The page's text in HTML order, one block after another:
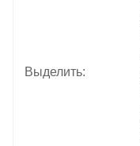
Выделить: